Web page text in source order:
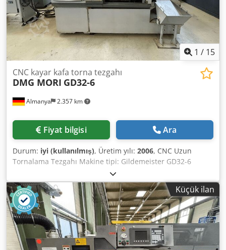
1 / 15
Almanya 2.357 km
CNC kayar kafa torna tezgahı
DMG MORI GD32-6
Fiyat bilgisi Ara
Durum: iyi (kullanılmış), Üretim yılı: 2006, CNC Uzun
Tornalama Tezgahı Makine tipi: Gildemeister GD32-6
Kontrol ünitesi: GE Fanuc Series 16i-T Üretim yılı: 2006
TEKNİK VERİLER Torna çapı: 33 mm Z ekseni: 320 mm Hızlı
hareket (X/Z): 30 m/dak Maks. itme: yakl. 190 mm Maks.
devir: 8.000 dev/dak Djdoziy Azopfx Ablokr Tahrik gücü: 5,5
/ 7,5 kW Takım yuvası: 5+3 Yer ihtiyacı (UxGxY): 3,08 x 1,51 x
1,75 m Makine ağırlığı: 4.200 kg Donanım özellikleri Çubuk
besleme magazini: Iemca
Küçük ilan